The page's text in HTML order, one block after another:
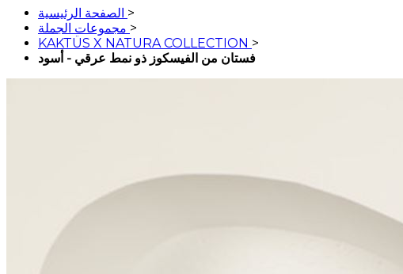
الصفحة الرئيسية >
مجموعات الجملة >
KAKTÜS X NATURA COLLECTION >
فستان من الفيسكوز ذو نمط عرقي - أسود